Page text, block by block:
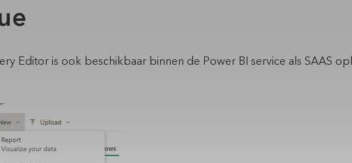
Editor is ook beschikbaar binnen de Power BI service als SAAS